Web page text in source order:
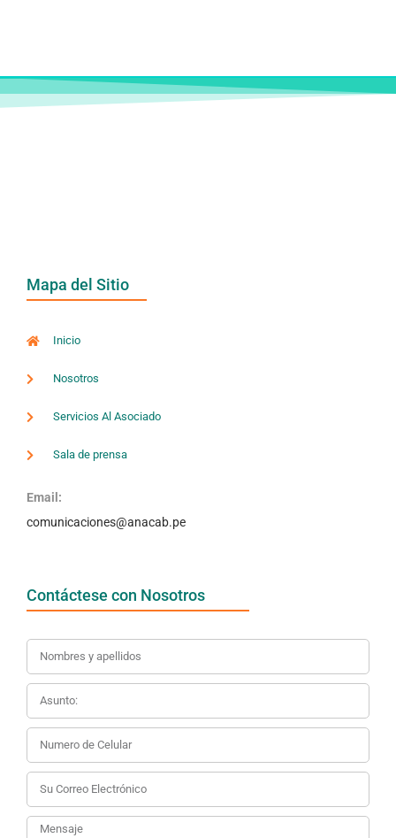
Mapa del Sitio
Inicio
Nosotros
Servicios Al Asociado
Sala de prensa
Email:
comunicaciones@anacab.pe
Contáctese con Nosotros